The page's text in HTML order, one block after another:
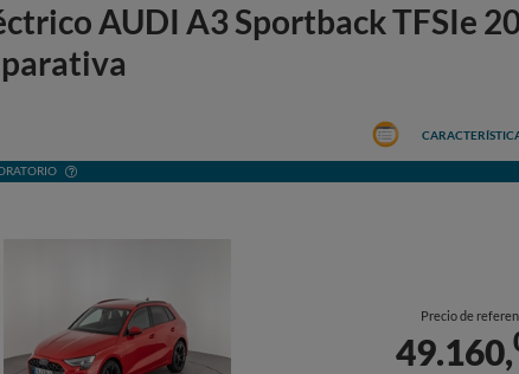
AUDI A3 Sportback TFSIe
Precio de
49.160,